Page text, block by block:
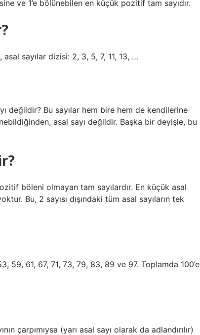
ve 1’e bölünebilen en küçük pozitif tam sayıdır.
asal sayılar dizisi: 2, 3, 5, 7, 11, 13, …
değildir? Bu sayılar hem bire hem de kendilerine
asal sayı değildir. Başka bir deyişle, bu
böleni olmayan tam sayılardır. En küçük asal
Bu, 2 sayısı dışındaki tüm asal sayıların tek
59, 61, 67, 71, 73, 79, 83, 89 ve 97. Toplamda 100’e
çarpımıysa (yarı asal sayı olarak da adlandırılır)